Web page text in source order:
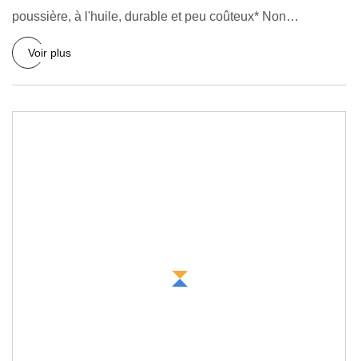
poussière, à l'huile, durable et peu coûteux* Non
pelucheux,
Voir plus